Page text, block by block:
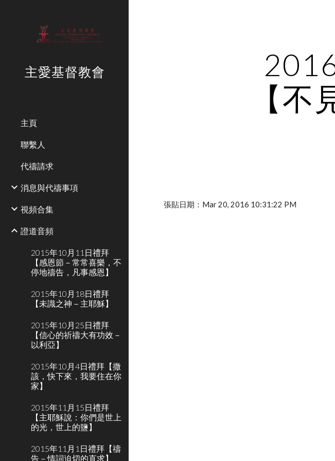
主愛基督教會
主頁
聯繫人
代禱請求
消息與代禱事項
視頻合集
證道音頻
2015年10月11日禮拜
【感恩節－常常喜樂，不
停地禱告，凡事感恩】
2015年10月18日禮拜
【未識之神－主耶穌】
2015年10月25日禮拜
【信心的祈禱大有功效－
以利亞】
2015年10月4日禮拜【撒
該，快下來，我要住在你
家】
2015年11月15日禮拜
【主耶穌說：你們是世上
的光，世上的鹽】
2015年11月1日禮拜【禱
告－情詞迫切的直求】
【
張貼日期：Mar 20, 2016 10:31:22 PM